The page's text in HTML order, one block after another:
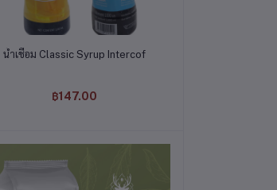
หยิบใส่ตะกร้า
น้ำเชื่อม Classic Syrup Intercof
฿147.00